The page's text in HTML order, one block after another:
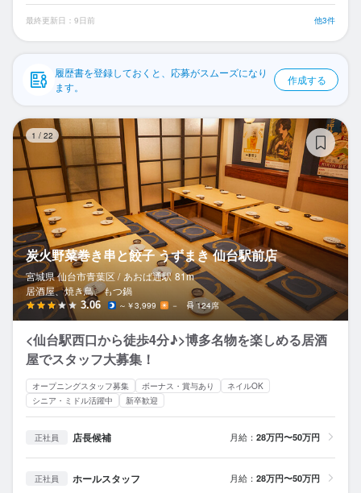
企業情報
最終更新日：9日前 他3件
履歴書を登録しておくと、応募がスムーズになり
ます。
作成する
1 / 22
炭火野菜巻き串と餃子 うずまき 仙台駅前店
宮城県 仙台市青葉区 / あおば通駅 81m
居酒屋、焼き鳥、もつ鍋
3.06 ～￥3,999 － 124席
<仙台駅西口から徒歩4分♪>博多名物を楽しめる居酒
屋でスタッフ大募集！
オープニングスタッフ募集 ボーナス・賞与あり
ネイルOK
シニア・ミドル活躍中
新卒歓迎
正社員 店長候補 月給： 28万円〜50万円
正社員 ホールスタッフ 月給： 28万円〜50万円